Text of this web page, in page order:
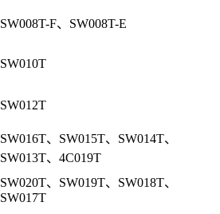
SW008T-F、SW008T-E
SW010T
SW012T
SW016T、SW015T、SW014T、
SW013T、4C019T
SW020T、SW019T、SW018T、
SW017T